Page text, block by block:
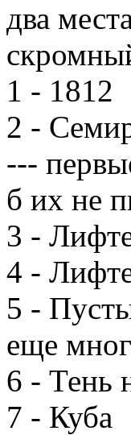
два
1 - 1812
2 -
---
б их не
3 -
4 -
5 -
еще
6 - Тень
7 - Куба